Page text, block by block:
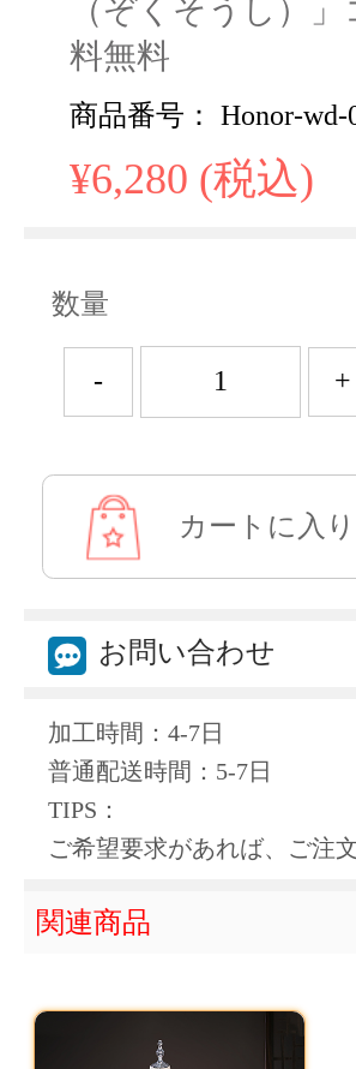
（ぞくそうし）
料無料
商品番号： Honor-wd-
¥6,280 (税込)
数量
- +
お問い合わせ
加工時間：4-7日
普通配送時間：5-7日
TIPS：
ご希望要求があれば、ご注
関連商品